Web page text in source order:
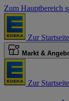
Zum Hauptbereich
Zur Startseite
Markt &
Zur Startseite